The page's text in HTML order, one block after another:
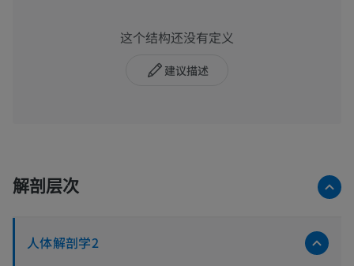
这个结构还没有定义
建议描述
解剖层次
人体解剖学2